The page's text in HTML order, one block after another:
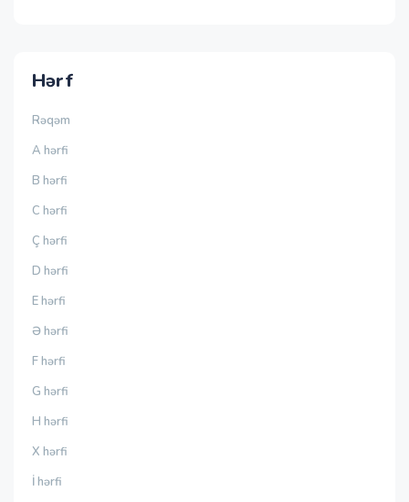
Hərf
Rəqəm
A hərfi
B hərfi
C hərfi
Ç hərfi
D hərfi
E hərfi
Ə hərfi
F hərfi
G hərfi
H hərfi
X hərfi
İ hərfi